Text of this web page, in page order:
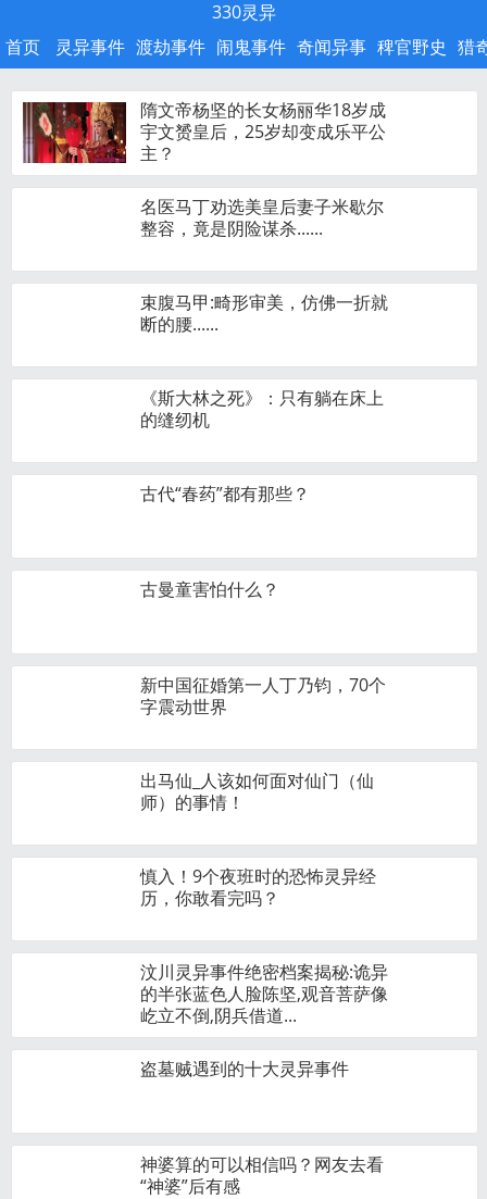
330灵异
首页
灵异事件 渡劫事件 闹鬼事件 奇闻异事 稗官野史 猎
隋文帝杨坚的长女杨丽华18岁成
宇文赟皇后，25岁却变成乐平公
主？
名医马丁劝选美皇后妻子米歇尔
整容，竟是阴险谋杀......
束腹马甲:畸形审美，仿佛一折就
断的腰......
《斯大林之死》：只有躺在床上
的缝纫机
古代“春药”都有那些？
古曼童害怕什么？
新中国征婚第一人丁乃钧，70个
字震动世界
出马仙_人该如何面对仙门（仙
师）的事情！
慎入！9个夜班时的恐怖灵异经
历，你敢看完吗？
汶川灵异事件绝密档案揭秘:诡异
的半张蓝色人脸陈坚,观音菩萨像
屹立不倒,阴兵借道...
盗墓贼遇到的十大灵异事件
神婆算的可以相信吗？网友去看
“神婆”后有感